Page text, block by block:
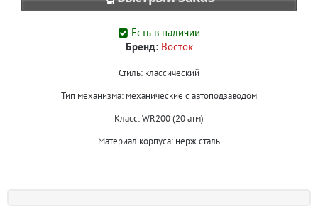
Есть в наличии
Бренд: Восток
Стиль: классический
Тип механизма: механические с автоподзаводом
Класс: WR200 (20 атм)
Материал корпуса: нерж.сталь